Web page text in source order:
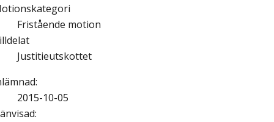
Fristående motion
Justitieutskottet
:
2015-10-05
: